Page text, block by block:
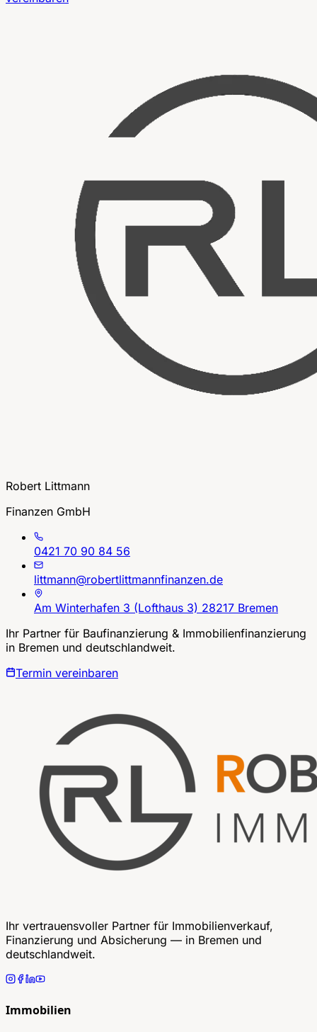
Robert Littmann
Finanzen GmbH
0421 70 90 84 56
littmann@robertlittmannfinanzen.de
Am Winterhafen 3 (Lofthaus 3) 28217 Bremen
Ihr Partner für Baufinanzierung & Immobilienfinanzierung
in Bremen und deutschlandweit.
Termin vereinbaren
Ihr vertrauensvoller Partner für Immobilienverkauf,
Finanzierung und Absicherung — in Bremen und
deutschlandweit.
Immobilien